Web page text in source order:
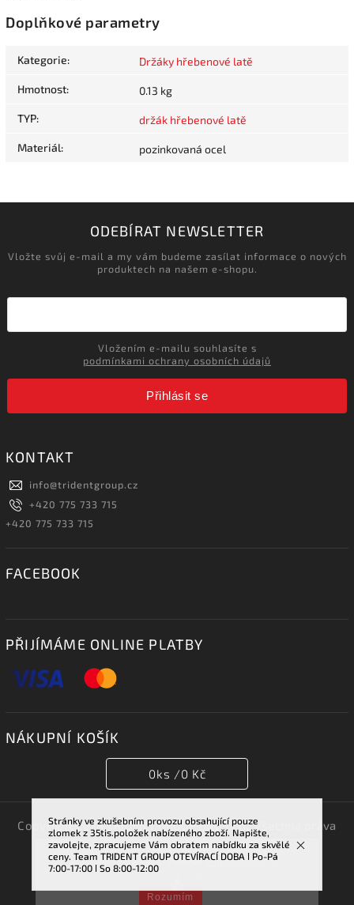
Vstupem na tuto stránku souhlasíte se sběrem cookies.
Více informací najdete v článkupodmínky ochrany
osobních údajů
Rozumím
Stránky ve zkušebním provozu obsahující pouze
zlomek z 35tis.položek nabízeného zboží. Napište,
zavolejte, zpracujeme Vám obratem nabídku za skvělé
ceny. Team TRIDENT GROUP OTEVÍRACÍ DOBA ǀ Po-Pá
7:00-17:00 ǀ So 8:00-12:00
Doplňkové parametry
Kategorie: Držáky hřebenové latě
Hmotnost: 0.13 kg
TYP: držák hřebenové latě
Materiál: pozinkovaná ocel
ODEBÍRAT NEWSLETTER
Vložte svůj e-mail a my vám budeme zasílat informace o nových
produktech na našem e-shopu.
podmínkami ochrany osobních údajů
Přihlásit se
KONTAKT
info@tridentgroup.cz
+420 775 733 715
+420 775 733 715
FACEBOOK
PŘIJÍMÁME ONLINE PLATBY
NÁKUPNÍ KOŠÍK
0ks /0 Kč
Copyright 2026TRIDENT GROUP 007 s.r.o.. Všechna práva
vyhrazena.
VytvořilShoptet| DesignShoptak.cz.